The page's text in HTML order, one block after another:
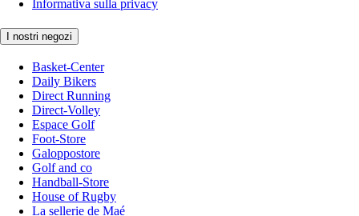
Informativa sulla privacy
I nostri negozi
Basket-Center
Daily Bikers
Direct Running
Direct-Volley
Espace Golf
Foot-Store
Galoppostore
Golf and co
Handball-Store
House of Rugby
La sellerie de Maé